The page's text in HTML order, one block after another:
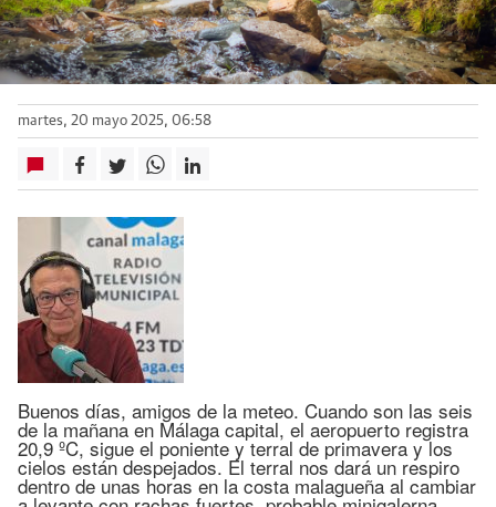
martes, 20 mayo 2025, 06:58
Buenos días, amigos de la meteo. Cuando son las seis
de la mañana en Málaga capital, el aeropuerto registra
20,9 ºC, sigue el poniente y terral de primavera y los
cielos están despejados. El terral nos dará un respiro
dentro de unas horas en la costa malagueña al cambiar